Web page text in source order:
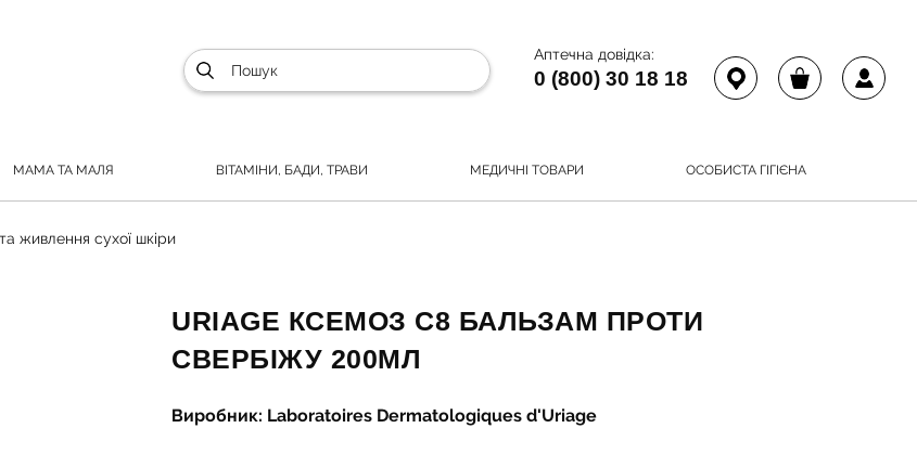
Аптечна довідка:
0 (800) 30 18 18
МАМА ТА МАЛЯ ВІТАМІНИ, БАДИ, ТРАВИ МЕДИЧНІ ТОВАРИ ОСОБИСТА ГІГІЄНА
живлення сухої шкіри
URIAGE КСЕМОЗ С8 БАЛЬЗАМ ПРОТИ
СВЕРБІЖУ 200МЛ
Виробник: Laboratoires Dermatologiques d'Uriage